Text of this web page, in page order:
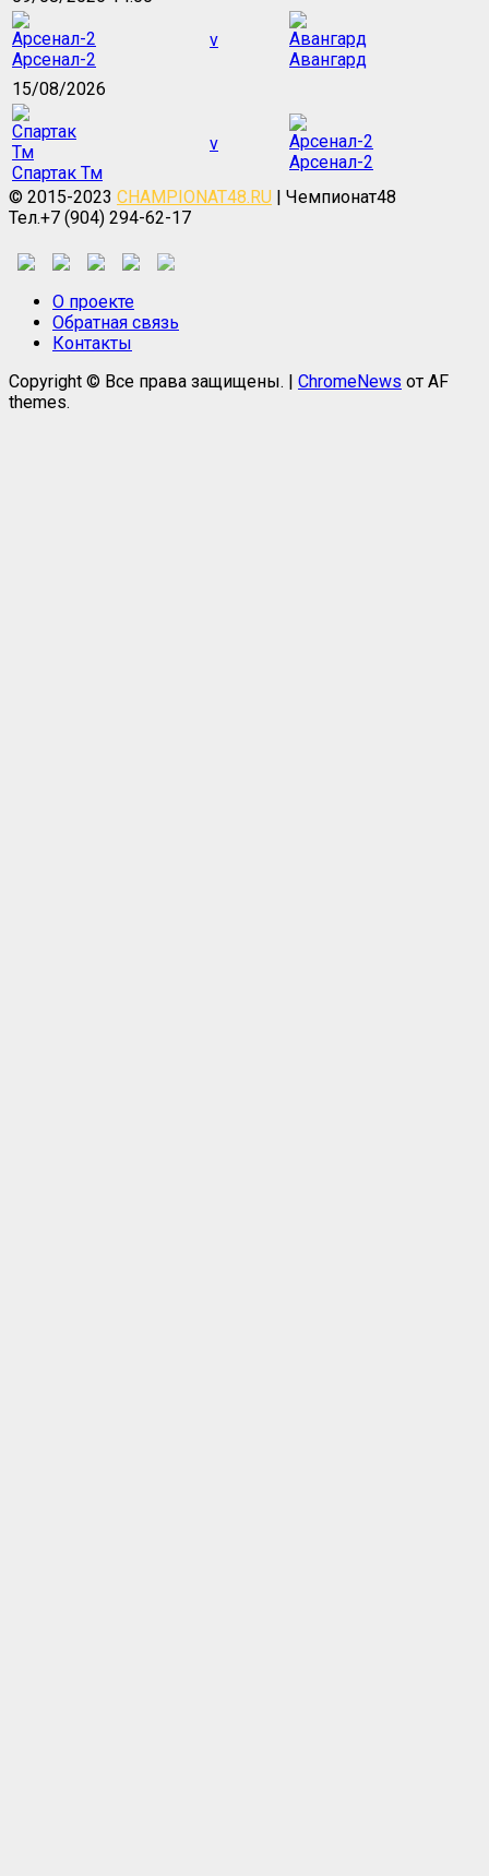
Арсенал-2
v
Авангард
15/08/2026
Спартак Тм
v
Арсенал-2
© 2015-2023 CHAMPIONAT48.RU | Чемпионат48
Тел.+7 (904) 294-62-17
О проекте
Обратная связь
Контакты
Copyright © Все права защищены.
ChromeNews от AF
themes.